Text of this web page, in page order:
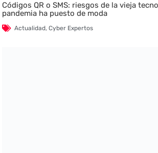
Códigos QR o SMS: riesgos de la vieja
pandemia ha puesto de moda
Actualidad,Cyber Expertos